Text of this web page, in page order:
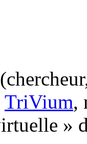
TriVium,
»